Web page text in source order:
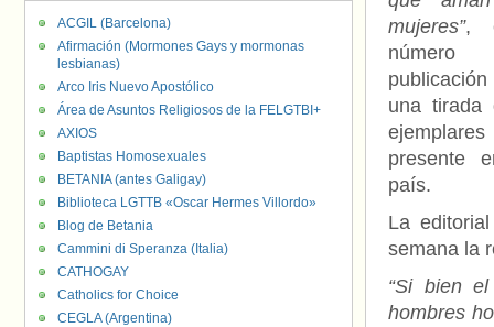
mujeres”,
una tirada
presente
país.
La
semana la
“Si bien
hombres
ACGIL (Barcelona)
Afirmación (Mormones Gays y mormonas
lesbianas)
Arco Iris Nuevo Apostólico
Área de Asuntos Religiosos de la FELGTBI+
AXIOS
Baptistas Homosexuales
BETANIA (antes Galigay)
Biblioteca LGTTB «Oscar Hermes Villordo»
Blog de Betania
Cammini di Speranza (Italia)
CATHOGAY
Catholics for Choice
CEGLA (Argentina)